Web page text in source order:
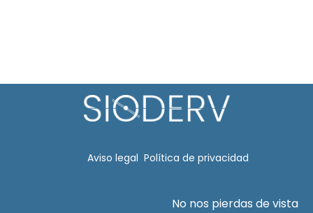
Aviso legal​ Política de privacidad
No nos pierdas de vista